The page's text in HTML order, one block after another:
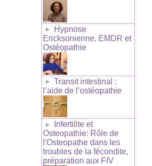
Hypnose
Ericksonienne, EMDR et
Ostéopathie
Transit intestinal :
l’aide de l’ostéopathie
Infertilite et
Osteopathie: Rôle de
l'Osteopathe dans les
troubles de la fécondite,
préparation aux FIV